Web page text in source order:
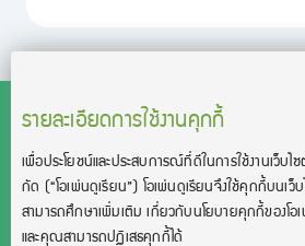
รายละเอียดการใช้งานคุกกี้
เพื่อประโยชน์และประสบการณ์ที่ดีในการใช้งานเว็บ
กัด (“โอเพ่นดูเรียน”)โอเพ่นดูเรียนจึงใช้คุกกี้บนเ
สามารถศึกษาเพิ่มเติม เกี่ยวกับนโยบายคุกกี้ของโ
และคุณสามารถปฏิเสธคุกกี้ได้
สงวนลิขสิทธิ์โดย บริษัท โอเพ่นดูเรียน จำ
Co., Ltd.
TOEIC® and TOEFL® are registered